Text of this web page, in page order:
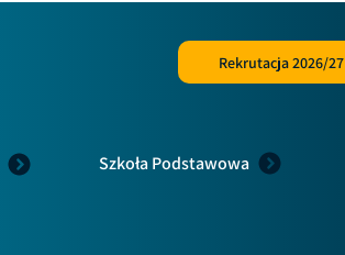
Rekrutacja 2026/27
Szkoła Podstawowa